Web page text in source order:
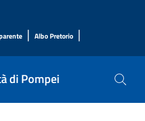
| Albo Pretorio |
di Pompei